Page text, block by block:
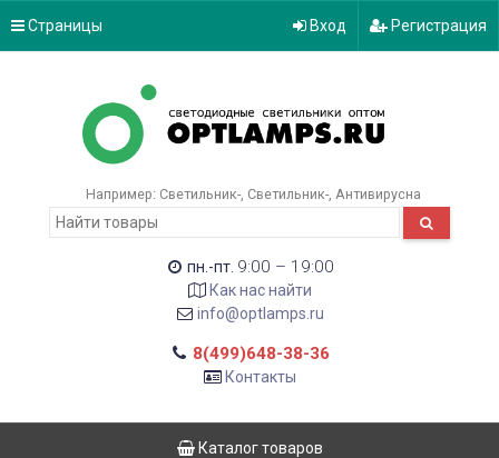
Страницы Вход Регистрация
Например: Светильник- Светильник- Антивирусна
пн.-пт. 9:00 – 19:00
Как нас найти
info@optlamps.ru
8(499)648-38-36
Контакты
Каталог товаров